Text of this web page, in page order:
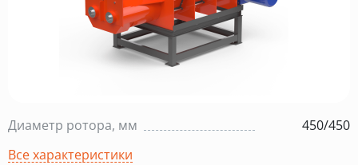
Диаметр ротора, мм
450/450
Все характеристики